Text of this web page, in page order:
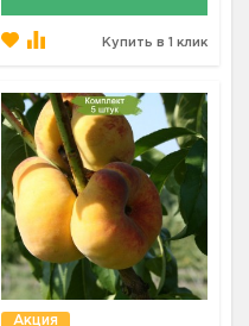
Купить в 1 клик
Акция